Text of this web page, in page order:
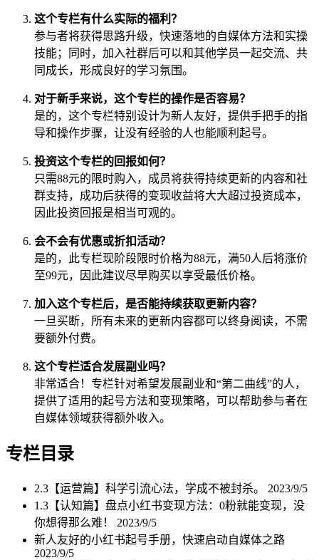
这个专栏有什么实际的福利？
参与者将获得思路升级，快速落地的自媒体方法和实操
技能；同时，加入社群后可以和其他学员一起交流、共
同成长，形成良好的学习氛围。
对于新手来说，这个专栏的操作是否容易？
是的，这个专栏特别设计为新人友好，提供手把手的指
导和操作步骤，让没有经验的人也能顺利起号。
投资这个专栏的回报如何？
只需88元的限时购入，成员将获得持续更新的内容和社
群支持，成功后获得的变现收益将大大超过投资成本，
因此投资回报是相当可观的。
会不会有优惠或折扣活动？
是的，此专栏现阶段限时价格为88元，满50人后将涨价
至99元，因此建议尽早购买以享受最低价格。
加入这个专栏后，是否能持续获取更新内容？
一旦买断，所有未来的更新内容都可以终身阅读，不需
要额外付费。
这个专栏适合发展副业吗？
非常适合！专栏针对希望发展副业和“第二曲线”的人，
提供了适用的起号方法和变现策略，可以帮助参与者在
自媒体领域获得额外收入。
专栏目录
2.3【运营篇】科学引流心法，学成不被封杀。 2023/9/5
1.3【认知篇】盘点小红书变现方法：0粉就能变现，没
你想得那么难！ 2023/9/5
新人友好的小红书起号手册，快速启动自媒体之路
2023/9/5